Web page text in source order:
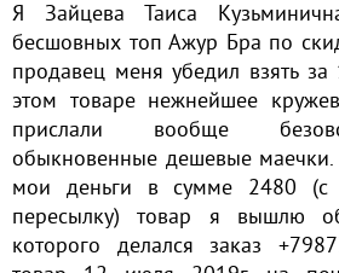
Я Зайцева Таиса
бесшовных топ Ажур Бра по
продавец меня убедил взять
этом товаре нежнейшее
прислали вообще
обыкновенные дешевые
мои деньги в сумме 2480 (с
пересылку) товар я вышлю
которого делался заказ